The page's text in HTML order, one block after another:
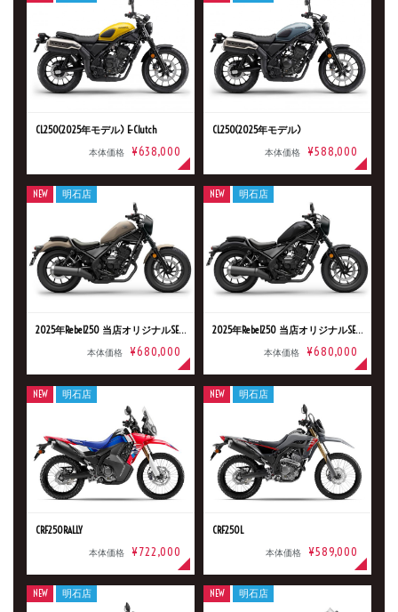
CL250(2025年モデル) E-Clutch
本体価格 ¥638,000
CL250(2025年モデル)
本体価格 ¥588,000
2025年Rebel250 当店オリジナルSE仕様 E-Clutch E-Clutch
本体価格 ¥680,000
NEW 明石店
2025年Rebel250 当店オリジナルSE仕様 E-Clutch E-Clutch
本体価格 ¥680,000
NEW 明石店
CRF250RALLY
本体価格 ¥722,000
NEW 明石店
CRF250L
本体価格 ¥589,000
NEW 明石店
NEW 明石店 NEW 明石店
新車 中古車
明石店
排気量
価格